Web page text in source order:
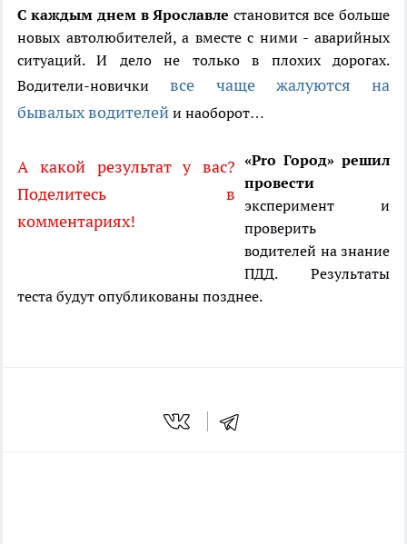
С каждым днем в Ярославле становится все больше
новых автолюбителей, а вместе с ними - аварийных
ситуаций. И дело не только в плохих дорогах.
Водители-новичкивсе чаще жалуются на
бывалых водителей и наоборот…
А какой результат у вас?
Поделитесь в
комментариях!
«Pro Город» решил
провести
эксперимент и
проверить
водителей на знание
ПДД. Результаты
теста будут опубликованы позднее.